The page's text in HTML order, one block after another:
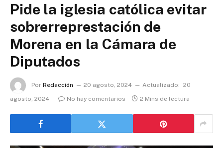
Pide la iglesia católica evitar
sobrerreprestación de
Morena en la Cámara de
Diputados
Por Redacción 20 agosto, 2024 Actualizado: 20
agosto, 2024
No hay comentarios 2 Mins de lectura